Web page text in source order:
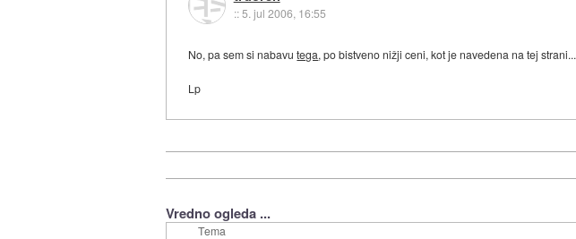
::5. jul 2006, 16:55
No, pa sem si nabavutega, po bistveno nižji ceni, kot je navedena na tej strani...
Lp
Vredno ogleda ...
Tema